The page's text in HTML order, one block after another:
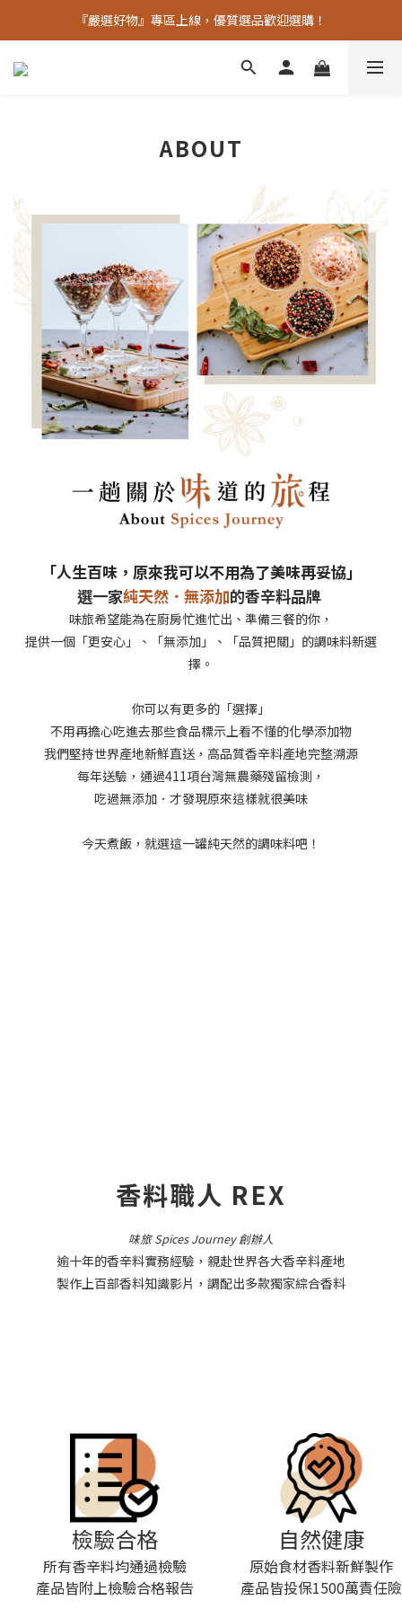
中秋烤肉必備【秘製烤肉粉】限時限量優惠中
『嚴選好物』專區上線，優質選品歡迎選購！
純天然香辛調味料 嚴格篩選 檢驗合格
ABOUT
「人生百味，原來我可以不用為了美味再妥協」
選一家純天然．無添加的香辛料品牌
味旅希望能為在廚房忙進忙出、準備三餐的你，
提供一個「更安心」、「無添加」、「品質把關」的調味料新選
擇。
你可以有更多的「選擇」
不用再擔心吃進去那些食品標示上看不懂的化學添加物
我們堅持世界產地新鮮直送，高品質香辛料產地完整溯源
每年送驗，通過411項台灣無農藥殘留檢測，
吃過無添加．才發現原來這樣就很美味
今天煮飯，就選這一罐純天然的調味料吧！
香料職人 REX
味旅 Spices Journey 創辦人
逾十年的香辛料實務經驗，親赴世界各大香辛料產地
製作上百部香料知識影片，調配出多款獨家綜合香料
檢驗合格
所有香辛料均通過檢驗
產品皆附上檢驗合格報告
自然健康
原始食材香料新鮮製作
產品皆投保1500萬責任險